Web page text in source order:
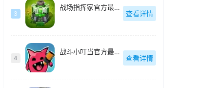
3
战场指挥家官方最新版
查看详情
4
战斗小叮当官方最新版
查看详情